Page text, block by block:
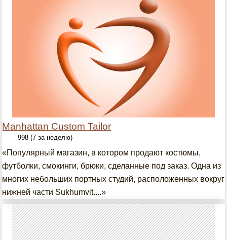
Manhattan Custom Tailor
998 (7 за неделю)
«Популярный магазин, в котором продают костюмы,
футболки, смокинги, брюки, сделанные под заказ. Одна из
многих небольших портных студий, расположенных вокруг
нижней части Sukhumvit....»